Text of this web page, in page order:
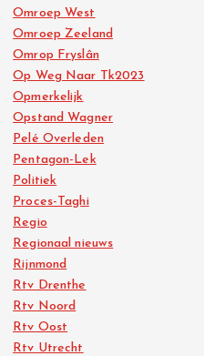
Omroep West
Omroep Zeeland
Omrop Fryslân
Op Weg Naar Tk2023
Opmerkelijk
Opstand Wagner
Pelé Overleden
Pentagon-Lek
Politiek
Proces-Taghi
Regio
Regionaal nieuws
Rijnmond
Rtv Drenthe
Rtv Noord
Rtv Oost
Rtv Utrecht